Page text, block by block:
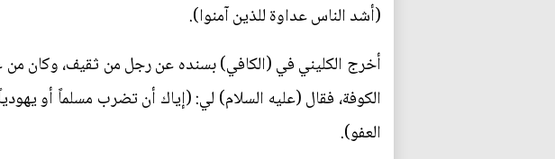
(أشد الناس عداوة للذين آمنوا).
أخرج الكليني في (الكافي) بسنده عن رجل من ثقيف، وكان من
الكوفة، فقال (عليه السلام) لي: (إياك أن تضرب مسلماً أو
العفو).